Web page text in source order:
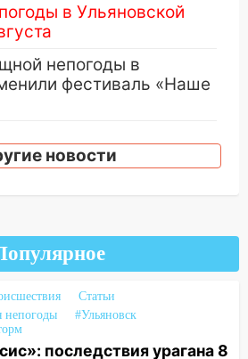
в Ульяновской
непогоды в
фестиваль «Наше
намолотил более
деревья и
остановку на улице
новости
Статьи
непогоды
#Ульяновск
последствия урагана 8